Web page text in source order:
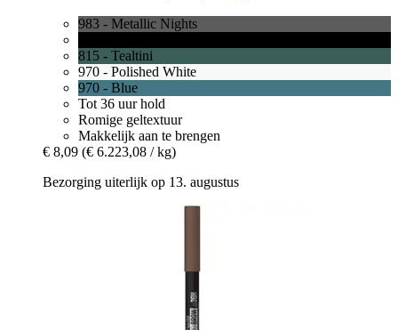
983 - Metallic Nights
815 - Tealtini
970 - Polished White
970 - Blue
Tot 36 uur hold
Romige geltextuur
Makkelijk aan te brengen
€ 8,09 (€ 6.223,08 / kg)
Bezorging uiterlijk op 13. augustus